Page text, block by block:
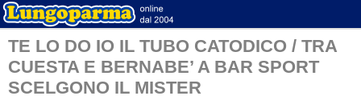
TE LO DO IO IL TUBO CATODICO / TRA
CUESTA E BERNABE’ A BAR SPORT
SCELGONO IL MISTER